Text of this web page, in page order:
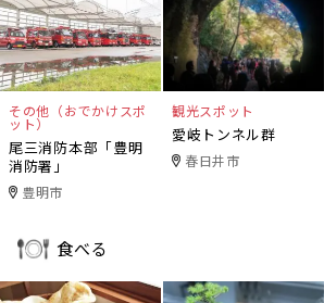
その他（おでかけスポ
ット）
尾三消防本部「豊明
消防署」
豊明市
観光スポット
愛岐トンネル群
春日井市
食べる